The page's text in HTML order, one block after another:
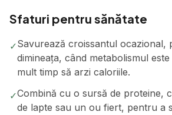
Sfaturi pentru sănătate
✓Savurează croissantul ocazional,
dimineața, când metabolismul
mult timp să arzi caloriile.
✓Combină cu o sursă de proteine,
de lapte sau un ou fiert, pentru a